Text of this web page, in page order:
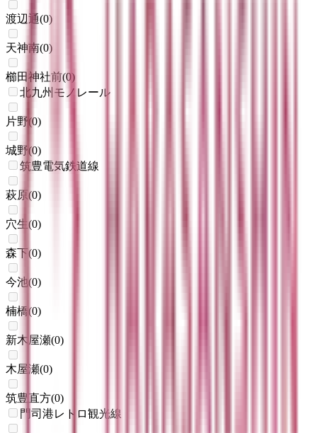
渡辺通(0)
天神南(0)
櫛田神社前(0)
北九州モノレール
片野(0)
城野(0)
筑豊電気鉄道線
萩原(0)
穴生(0)
森下(0)
今池(0)
楠橋(0)
新木屋瀬(0)
木屋瀬(0)
筑豊直方(0)
門司港レトロ観光線